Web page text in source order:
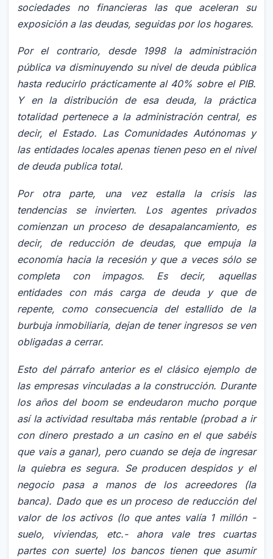
sociedades no financieras las que aceleran su
exposición a las deudas, seguidas por los hogares.
Por el contrario, desde 1998 la administración
pública va disminuyendo su nivel de deuda pública
hasta reducirlo prácticamente al 40% sobre el PIB.
Y en la distribución de esa deuda, la práctica
totalidad pertenece a la administración central, es
decir, el Estado. Las Comunidades Autónomas y
las entidades locales apenas tienen peso en el nivel
de deuda publica total.
Por otra parte, una vez estalla la crisis las
tendencias se invierten. Los agentes privados
comienzan un proceso de desapalancamiento, es
decir, de reducción de deudas, que empuja la
economía hacia la recesión y que a veces sólo se
completa con impagos. Es decir, aquellas
entidades con más carga de deuda y que de
repente, como consecuencia del estallido de la
burbuja inmobiliaria, dejan de tener ingresos se ven
obligadas a cerrar.
Esto del párrafo anterior es el clásico ejemplo de
las empresas vinculadas a la construcción. Durante
los años del boom se endeudaron mucho porque
así la actividad resultaba más rentable (probad a ir
con dinero prestado a un casino en el que sabéis
que vais a ganar), pero cuando se deja de ingresar
la quiebra es segura. Se producen despidos y el
negocio pasa a manos de los acreedores (la
banca). Dado que es un proceso de reducción del
valor de los activos (lo que antes valía 1 millón -
suelo, viviendas, etc.- ahora vale tres cuartas
partes con suerte) los bancos tienen que asumir